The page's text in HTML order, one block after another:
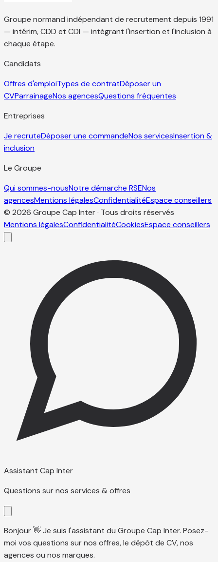
Groupe normand indépendant de recrutement depuis 1991
— intérim, CDD et CDI — intégrant l'insertion et l'inclusion à
chaque étape.
Candidats
Offres d'emploiTypes de contratDéposer un
CVParrainageNos agencesQuestions fréquentes
Entreprises
Je recruteDéposer une commandeNos servicesInsertion &
inclusion
Le Groupe
Qui sommes-nousNotre démarche RSENos
agencesMentions légalesConfidentialitéEspace conseillers
© 2026 Groupe Cap Inter · Tous droits réservés
Mentions légalesConfidentialitéCookiesEspace conseillers
Assistant Cap Inter
Questions sur nos services & offres
Bonjour 👋 Je suis l'assistant du Groupe Cap Inter. Posez-
moi vos questions sur nos offres, le dépôt de CV, nos
agences ou nos marques.